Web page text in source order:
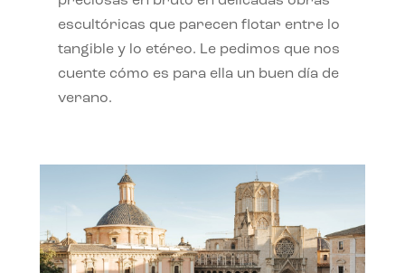
escultóricas que parecen flotar entre lo
tangible y lo etéreo. Le pedimos que nos
cuente cómo es para ella un buen día de
verano.